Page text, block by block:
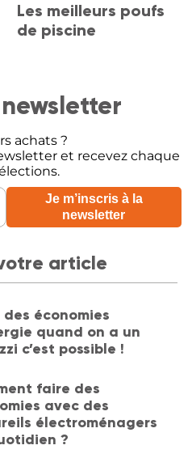
Les meilleurs poufs
de piscine
achats ?
et recevez chaque
article
des économies
quand on a un
c’est possible !
faire des
avec des
électroménagers
?